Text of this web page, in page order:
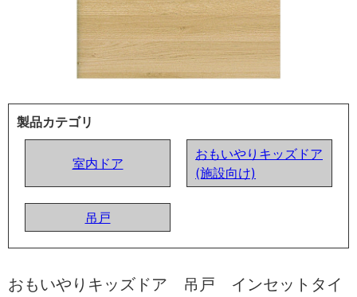
製品カテゴリ
室内ドア
おもいやりキッズドア
(施設向け)
吊戸
おもいやりキッズドア 吊戸 インセットタイ